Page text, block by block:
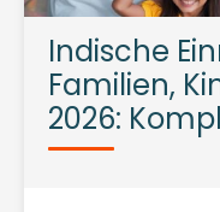
Indische
Familien,
2026: